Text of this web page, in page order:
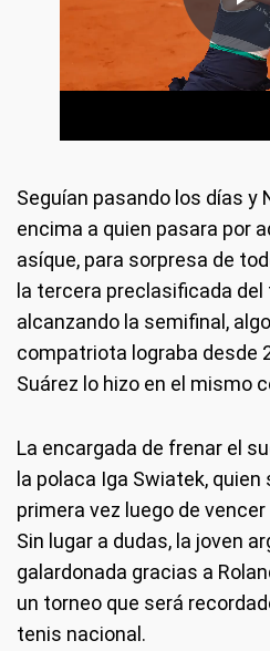
Seguían pasando los días y
encima a quien pasara por
asíque, para sorpresa de
la tercera preclasificada del
alcanzando la semifinal,
compatriota lograba desde
Suárez lo hizo en el mismo
La encargada de frenar el
la polaca Iga Swiatek,
primera vez luego de
Sin lugar a dudas, la joven
galardonada gracias a
un torneo que será
tenis nacional.